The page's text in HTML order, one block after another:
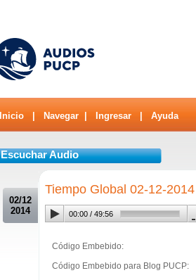
Inicio Navegar Ingresar Ayuda
Escuchar Audio
02/12
2014
Tiempo Global 02-12-2014
00:00 / 49:56
Código Embebido:
Código Embebido para Blog PUCP: